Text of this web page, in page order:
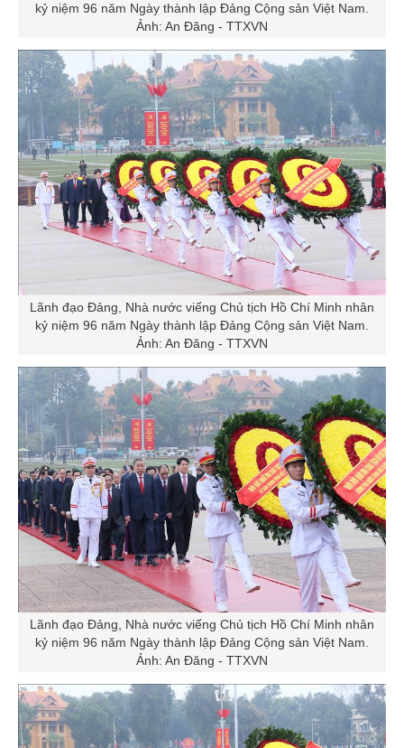
kỷ niệm 96 năm Ngày thành lập Đảng Cộng sản Việt Nam.
Ảnh: An Đăng - TTXVN
Lãnh đạo Đảng, Nhà nước viếng Chủ tịch Hồ Chí Minh nhân
kỷ niệm 96 năm Ngày thành lập Đảng Cộng sản Việt Nam.
Ảnh: An Đăng - TTXVN
Lãnh đạo Đảng, Nhà nước viếng Chủ tịch Hồ Chí Minh nhân
kỷ niệm 96 năm Ngày thành lập Đảng Cộng sản Việt Nam.
Ảnh: An Đăng - TTXVN